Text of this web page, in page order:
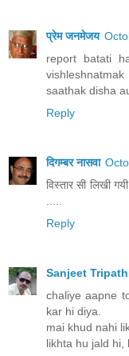
प्रेम जनमेजय
report batati
saathak disha
Reply
दिगम्बर नासवा
विस्तार सी लिखी
Reply
Sanjeet
chaliye aapne
kar hi diya.
mai khud nahi
likhta hu jald hi,